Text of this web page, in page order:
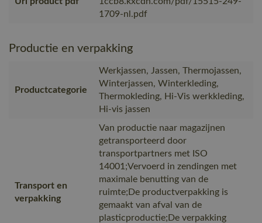
1709-nl.pdf
Productie en verpakking
Productcategorie
Werkjassen, Jassen, Thermojassen,
Winterjassen, Winterkleding,
Thermokleding, Hi-Vis werkkleding,
Hi-vis jassen
Transport en
verpakking
Van productie naar magazijnen
getransporteerd door
transportpartners met ISO
14001;Vervoerd in zendingen met
maximale benutting van de
ruimte;De productverpakking is
gemaakt van afval van de
plasticproductie;De verpakking